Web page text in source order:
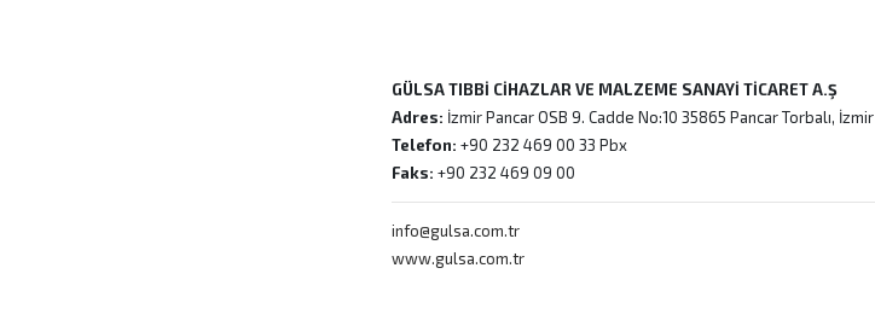
GÜLSA TIBBİ CİHAZLAR VE MALZEME SANAYİ TİCARET A.Ş
Adres: İzmir Pancar OSB 9. Cadde No:10 35865 Pancar Torbalı, İzmir
Telefon: +90 232 469 00 33 Pbx
Faks: +90 232 469 09 00
info@gulsa.com.tr
www.gulsa.com.tr